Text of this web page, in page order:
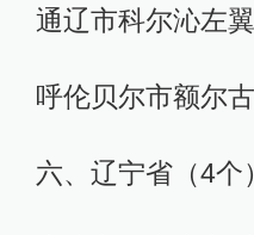
通辽市科尔沁左
呼伦贝尔市额尔
六、辽宁省（4个）